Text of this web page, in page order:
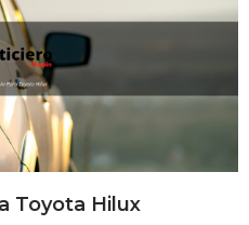
Toyota Hilux